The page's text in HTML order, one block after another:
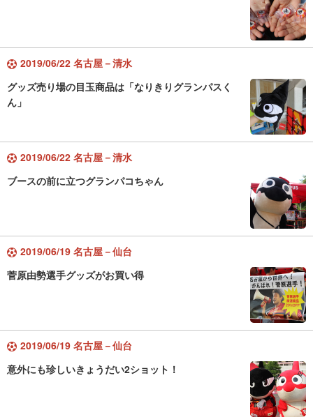
2019/06/22 名古屋－清水
グッズ売り場の目玉商品は「なりきりグランパスく
ん」
2019/06/22 名古屋－清水
ブースの前に立つグランパコちゃん
2019/06/19 名古屋－仙台
菅原由勢選手グッズがお買い得
2019/06/19 名古屋－仙台
意外にも珍しいきょうだい2ショット！